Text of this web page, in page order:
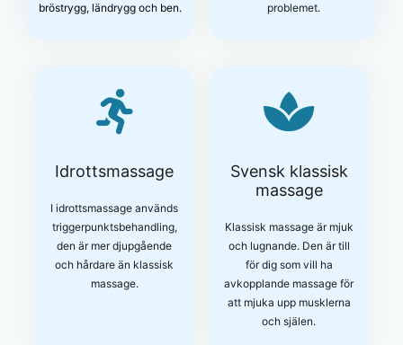
bröstrygg, ländrygg och ben.
problemet.
Idrottsmassage
I idrottsmassage används
triggerpunktsbehandling,
den är mer djupgående
och hårdare än klassisk
massage.
Svensk klassisk
massage
Klassisk massage är mjuk
och lugnande. Den är till
för dig som vill ha
avkopplande massage för
att mjuka upp musklerna
och själen.